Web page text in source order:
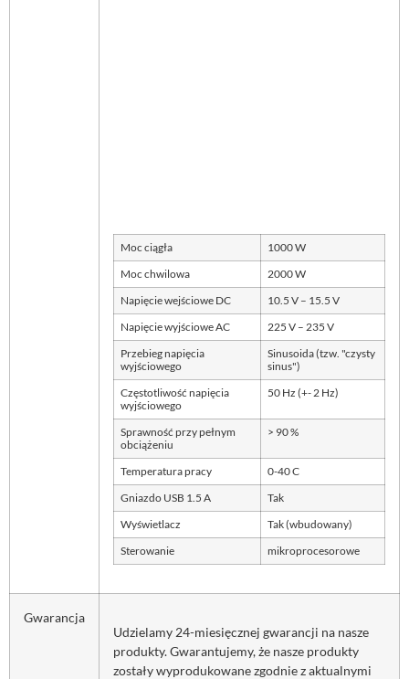
Moc ciągła 1000 W
Moc chwilowa 2000 W
Napięcie wejściowe DC 10.5 V – 15.5 V
Napięcie wyjściowe AC 225 V – 235 V
Przebieg napięcia
wyjściowego
Sinusoida (tzw. "czysty
sinus")
Częstotliwość napięcia
wyjściowego
50 Hz (+- 2 Hz)
Sprawność przy pełnym
obciążeniu
> 90 %
Temperatura pracy 0-40 C
Gniazdo USB 1.5 A Tak
Wyświetlacz Tak (wbudowany)
Sterowanie mikroprocesorowe
Gwarancja
Udzielamy 24-miesięcznej gwarancji na nasze
produkty. Gwarantujemy, że nasze produkty
zostały wyprodukowane zgodnie z aktualnymi